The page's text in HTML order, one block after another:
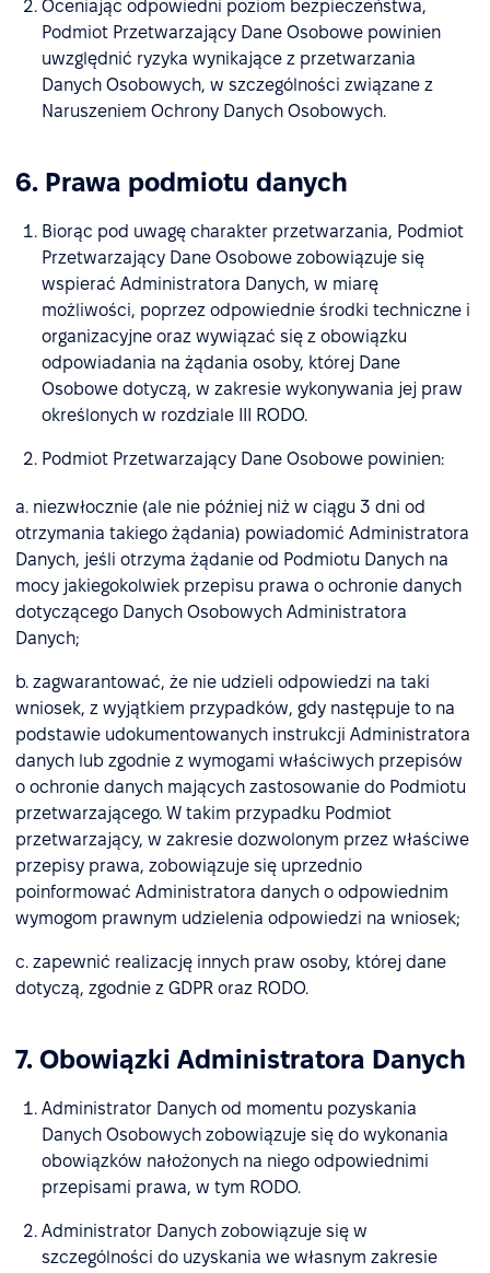
Oceniając odpowiedni poziom bezpieczeństwa,
Podmiot Przetwarzający Dane Osobowe powinien
uwzględnić ryzyka wynikające z przetwarzania
Danych Osobowych, w szczególności związane z
Naruszeniem Ochrony Danych Osobowych.
6. Prawa podmiotu danych
Biorąc pod uwagę charakter przetwarzania, Podmiot
Przetwarzający Dane Osobowe zobowiązuje się
wspierać Administratora Danych, w miarę
możliwości, poprzez odpowiednie środki techniczne i
organizacyjne oraz wywiązać się z obowiązku
odpowiadania na żądania osoby, której Dane
Osobowe dotyczą, w zakresie wykonywania jej praw
określonych w rozdziale III RODO.
Podmiot Przetwarzający Dane Osobowe powinien:
a. niezwłocznie (ale nie później niż w ciągu 3 dni od
otrzymania takiego żądania) powiadomić Administratora
Danych, jeśli otrzyma żądanie od Podmiotu Danych na
mocy jakiegokolwiek przepisu prawa o ochronie danych
dotyczącego Danych Osobowych Administratora
Danych;
b. zagwarantować, że nie udzieli odpowiedzi na taki
wniosek, z wyjątkiem przypadków, gdy następuje to na
podstawie udokumentowanych instrukcji Administratora
danych lub zgodnie z wymogami właściwych przepisów
o ochronie danych mających zastosowanie do Podmiotu
przetwarzającego. W takim przypadku Podmiot
przetwarzający, w zakresie dozwolonym przez właściwe
przepisy prawa, zobowiązuje się uprzednio
poinformować Administratora danych o odpowiednim
wymogom prawnym udzielenia odpowiedzi na wniosek;
c. zapewnić realizację innych praw osoby, której dane
dotyczą, zgodnie z GDPR oraz RODO.
7. Obowiązki Administratora Danych
Administrator Danych od momentu pozyskania
Danych Osobowych zobowiązuje się do wykonania
obowiązków nałożonych na niego odpowiednimi
przepisami prawa, w tym RODO.
Administrator Danych zobowiązuje się w
szczególności do uzyskania we własnym zakresie